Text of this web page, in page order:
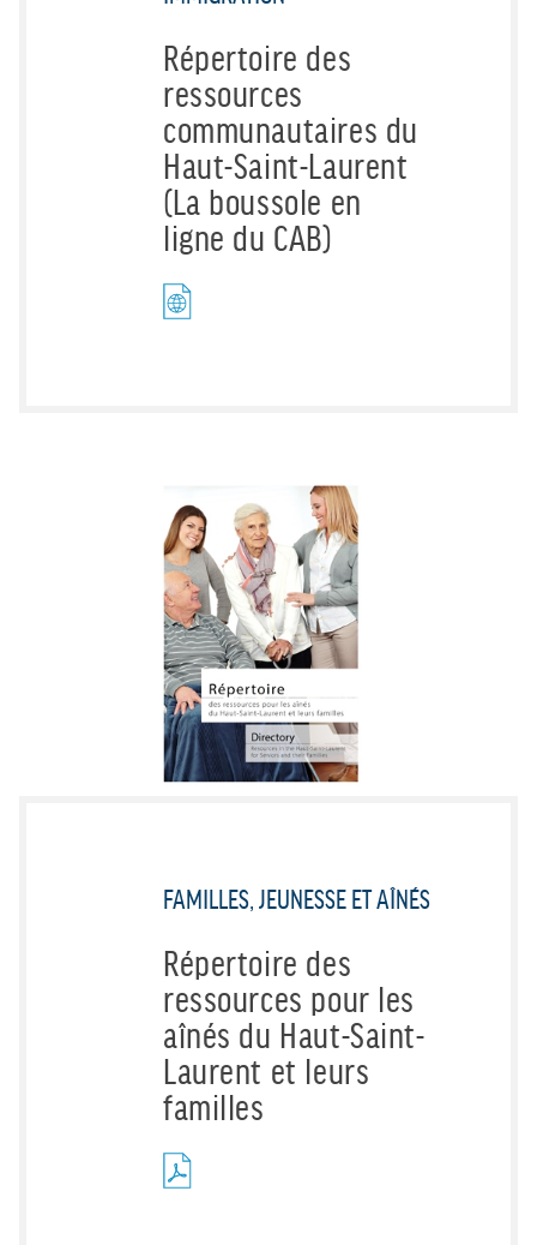
Répertoire des
ressources
communautaires du
Haut-Saint-Laurent
(La boussole en
ligne du CAB)
FAMILLES, JEUNESSE ET AÎNÉS
Répertoire des
ressources pour les
aînés du Haut-Saint-
Laurent et leurs
familles